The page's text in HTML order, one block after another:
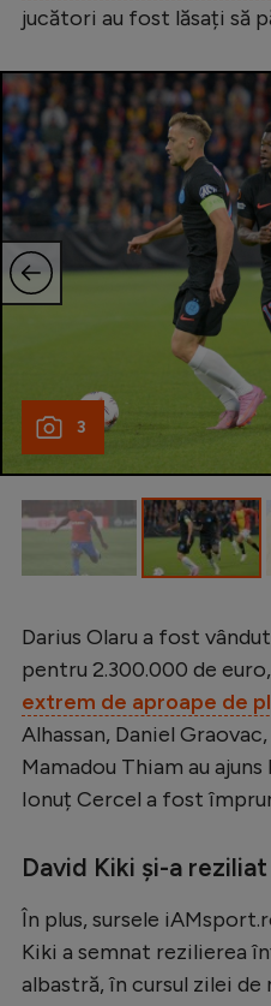
jucători au fost lăsați să
3
Darius Olaru a fost
pentru 2.300.000 de euro,
extrem de aproape de
Alhassan, Daniel
Mamadou Thiam au
Ionuț Cercel a fost
David Kiki și-a
În plus, sursele
Kiki a semnat rezilierea
albastră, în cursul zilei